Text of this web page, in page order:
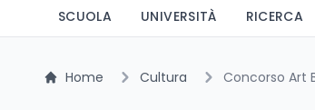
SCUOLA UNIVERSITÀ RICERCA
Home Cultura